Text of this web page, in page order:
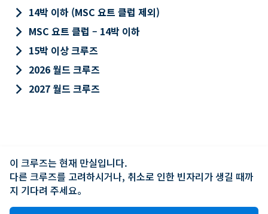
keyboard_arrow_right 14박 이하 (MSC 요트 클럽 제외)
keyboard_arrow_right MSC 요트 클럽 – 14박 이하
keyboard_arrow_right 15박 이상 크루즈
keyboard_arrow_right 2026 월드 크루즈
keyboard_arrow_right 2027 월드 크루즈
이 크루즈는 현재 만실입니다.
다른 크루즈를 고려하시거나, 취소로 인한 빈자리가 생길 때까
지 기다려 주세요。